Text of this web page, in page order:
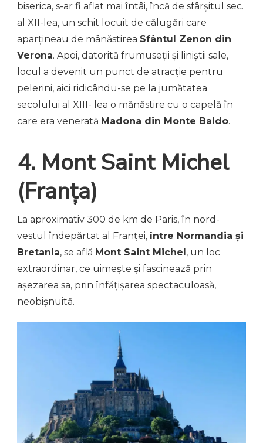
biserica, s-ar fi aflat mai întâi, încă de sfârșitul sec.
al XII-lea, un schit locuit de călugări care
aparțineau de mânăstirea Sfântul Zenon din
Verona. Apoi, datorită frumuseții și liniștii sale,
locul a devenit un punct de atracție pentru
pelerini, aici ridicându-se pe la jumătatea
secolului al XIII- lea o mănăstire cu o capelă în
care era venerată Madona din Monte Baldo.
4. Mont Saint Michel
(Franța)
La aproximativ 300 de km de Paris, în nord-
vestul îndepărtat al Franței,între Normandia și
Bretania, se află Mont Saint Michel , un loc
extraordinar, ce uimește și fascinează prin
așezarea sa, prin înfățișarea spectaculoasă,
neobișnuită.